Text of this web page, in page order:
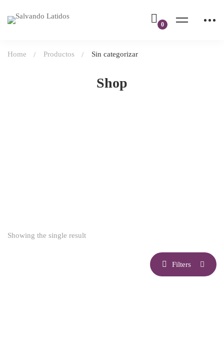
Shop
Home Productos Sin categorizar
Showing the single result
Filters